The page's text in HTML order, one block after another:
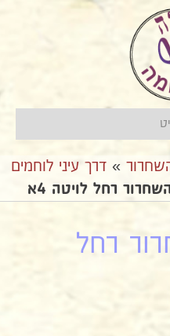
» דרך עיני לוחמים
רחל לויטה 4א
רחל